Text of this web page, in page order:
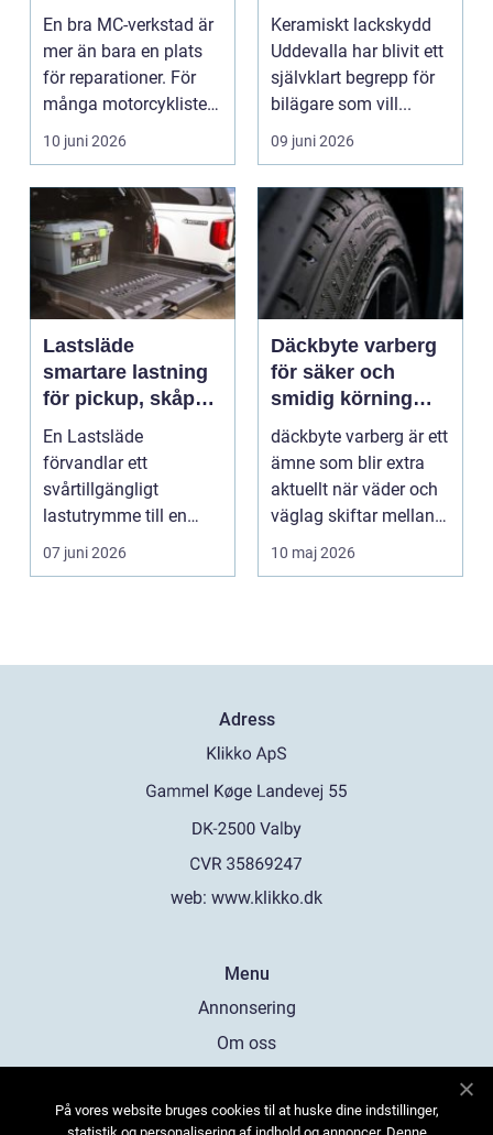
motorcykel
En bra MC-verkstad är
mer än bara en plats
för reparationer. För
många motorcyklister
handlar det om...
10 juni 2026
Keramiskt lackskydd
Uddevalla har blivit ett
självklart begrepp för
bilägare som vill...
09 juni 2026
Lastsläde
smartare lastning
för pickup, skåpbil
och personbil
En Lastsläde
förvandlar ett
svårtillgängligt
lastutrymme till en
lättjobbad yta. Genom
att dra ut la...
07 juni 2026
Däckbyte varberg
för säker och
smidig körning
Året runt
däckbyte varberg är ett
ämne som blir extra
aktuellt när väder och
väglag skiftar mellan
sommar och ...
10 maj 2026
Adress
web: www.klikko.dk
Menu
Annonsering
Om oss
Kontakta oss
På vores website bruges cookies til at huske dine indstillinger,